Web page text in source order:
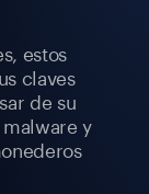
estos
claves
de su
y